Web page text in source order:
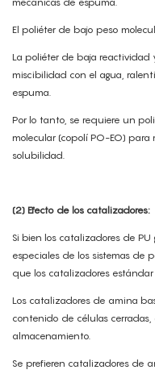
El poliéter de bajo peso
La poliéter de baja
miscibilidad con el agua,
espuma.
Por lo tanto, se requiere un
molecular (copolí PO-EO)
solubilidad.
(2) Efecto de los catalizadores:
Si bien los catalizadores de
especiales de los sistemas de
que los catalizadores
Los catalizadores de amina
contenido de células
almacenamiento.
Se prefieren catalizadores de